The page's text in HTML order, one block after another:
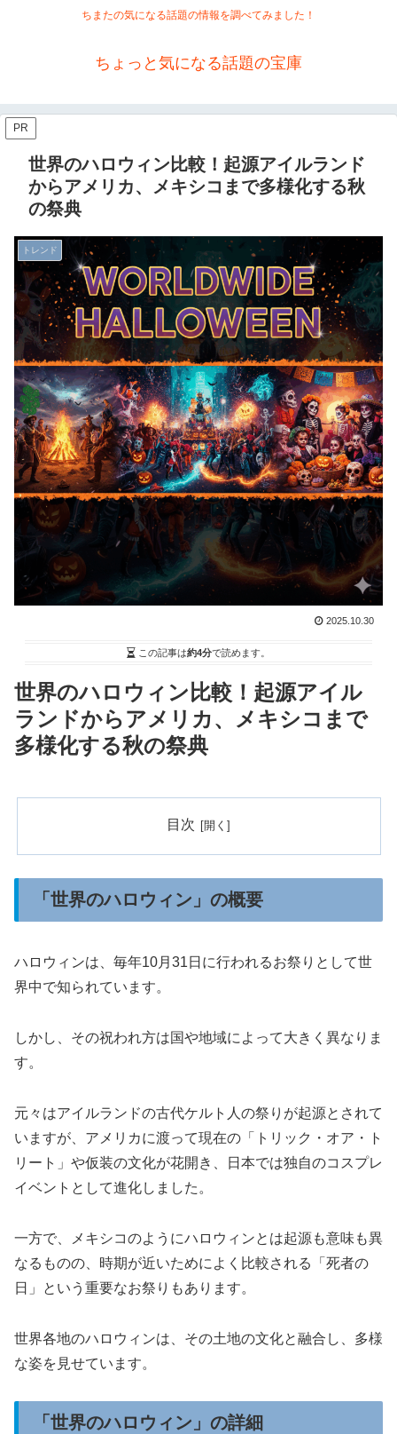
ちまたの気になる話題の情報を調べてみました！
ちょっと気になる話題の宝庫
PR
世界のハロウィン比較！起源アイルランド
からアメリカ、メキシコまで多様化する秋
の祭典
トレンド
2025.10.30
この記事は約4分で読めます。
世界のハロウィン比較！起源アイル
ランドからアメリカ、メキシコまで
多様化する秋の祭典
目次
「世界のハロウィン」の概要
ハロウィンは、毎年10月31日に行われるお祭りとして世
界中で知られています。
しかし、その祝われ方は国や地域によって大きく異なりま
す。
元々はアイルランドの古代ケルト人の祭りが起源とされて
いますが、アメリカに渡って現在の「トリック・オア・ト
リート」や仮装の文化が花開き、日本では独自のコスプレ
イベントとして進化しました。
一方で、メキシコのようにハロウィンとは起源も意味も異
なるものの、時期が近いためによく比較される「死者の
日」という重要なお祭りもあります。
世界各地のハロウィンは、その土地の文化と融合し、多様
な姿を見せています。
「世界のハロウィン」の詳細